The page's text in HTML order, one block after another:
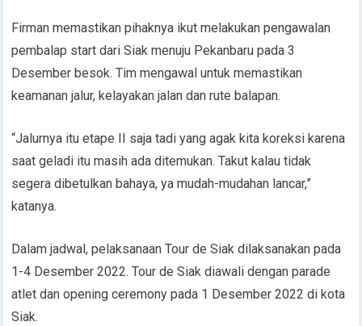
Firman memastikan pihaknya ikut melakukan pengawalan
pembalap start dari Siak menuju Pekanbaru pada 3
Desember besok. Tim mengawal untuk memastikan
keamanan jalur, kelayakan jalan dan rute balapan.
“Jalurnya itu etape II saja tadi yang agak kita koreksi karena
saat geladi itu masih ada ditemukan. Takut kalau tidak
segera dibetulkan bahaya, ya mudah-mudahan lancar,”
katanya.
Dalam jadwal, pelaksanaan Tour de Siak dilaksanakan pada
1-4 Desember 2022. Tour de Siak diawali dengan parade
atlet dan opening ceremony pada 1 Desember 2022 di kota
Siak.